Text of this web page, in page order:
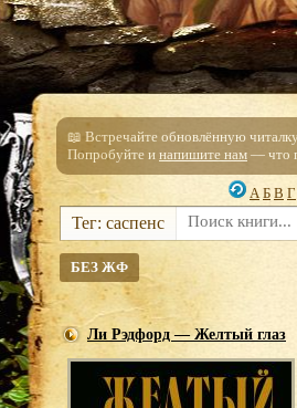
📖 Встречайте обновлённую
Попробуйте и напишите нам — что
А Б В Г
Тег: саспенс
БЕЗ ЖФ
Ли Рэдфорд — Желтый глаз